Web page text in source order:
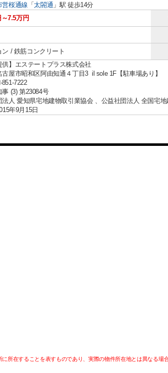
営桜通線 「太閤通 」駅 徒歩14分
7.5万円
ン / 鉄筋コンクリート
供】エステートプラス株式会社
古屋市昭和区阿由知通４丁目3 il sole 1F【駐車場あり】
7222
(3) 第23084号
法人 愛知県宅地建物取引業協会 、公益社団法人 全国宅
年9月15日
所在することを表すものであり、実際の物件所在地とは異なる場合